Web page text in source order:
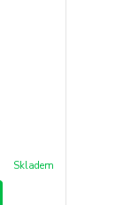
Skladem